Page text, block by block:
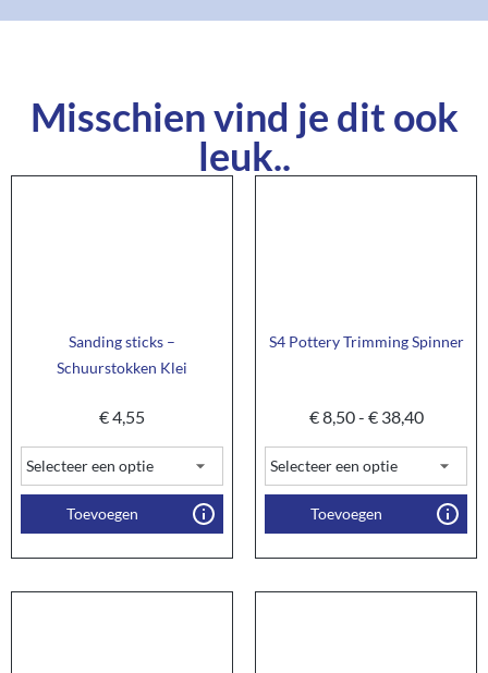
Misschien vind je dit ook
leuk..
Sanding sticks –
Schuurstokken Klei
€4,55
Toevoegen
S4 Pottery Trimming Spinner
€8,50- €38,40
Toevoegen